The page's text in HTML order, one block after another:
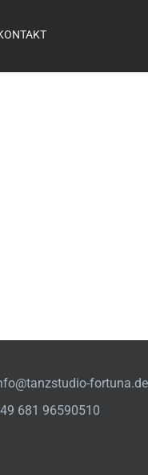
fortuna.de
681 96590510